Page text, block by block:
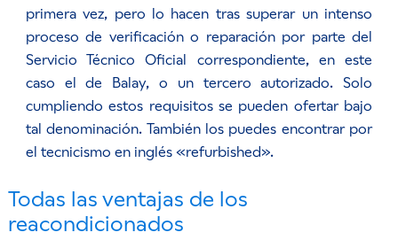
primera vez, pero lo hacen tras superar un intenso
proceso de verificación o reparación por parte del
Servicio Técnico Oficial correspondiente, en este
caso el de Balay, o un tercero autorizado. Solo
cumpliendo estos requisitos se pueden ofertar bajo
tal denominación. También los puedes encontrar por
el tecnicismo en inglés «refurbished».
Todas las ventajas de los
reacondicionados